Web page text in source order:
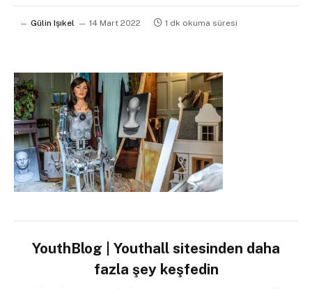
Gülin Işıkel 14 Mart 2022 1 dk okuma süresi
YouthBlog | Youthall sitesinden daha
fazla şey keşfedin